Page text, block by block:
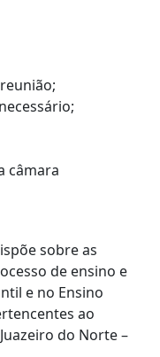
câmara
sobre as
de ensino e
e no Ensino
ao
do Norte –